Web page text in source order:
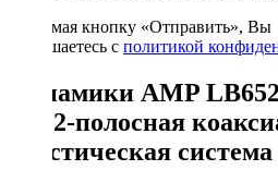
Нажимая кнопку «Отправить», Вы
соглашаетесь с политикой
Динамики AMP
см) 2-полосная
акустическая